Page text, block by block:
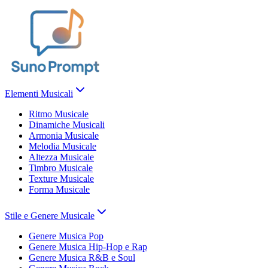
Elementi Musicali
Ritmo Musicale
Dinamiche Musicali
Armonia Musicale
Melodia Musicale
Altezza Musicale
Timbro Musicale
Texture Musicale
Forma Musicale
Stile e Genere Musicale
Genere Musica Pop
Genere Musica Hip-Hop e Rap
Genere Musica R&B e Soul